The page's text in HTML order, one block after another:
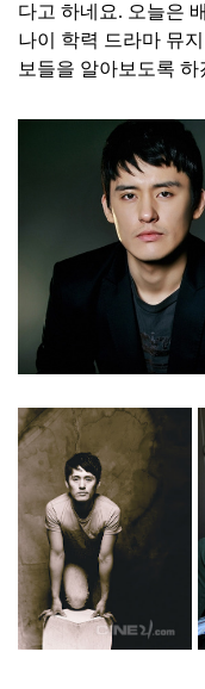
다고 하네요. 오늘은
나이 학력 드라마 뮤
보들을 알아보도록 하